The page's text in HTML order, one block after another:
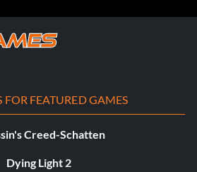
FOR FEATURED GAMES
Creed-Schatten
Dying Light 2